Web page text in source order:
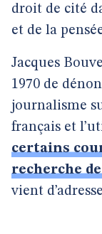
droit de cité
et de la
Jacques
1970 de
journalisme
français et
certains
recherche
vient